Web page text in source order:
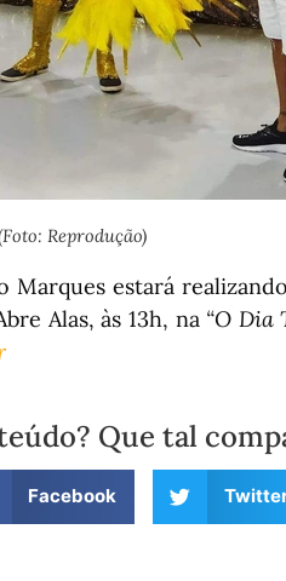
Reprodução)
Marques estará
Alas, às 13h, na “O Dia
Que tal
Facebook